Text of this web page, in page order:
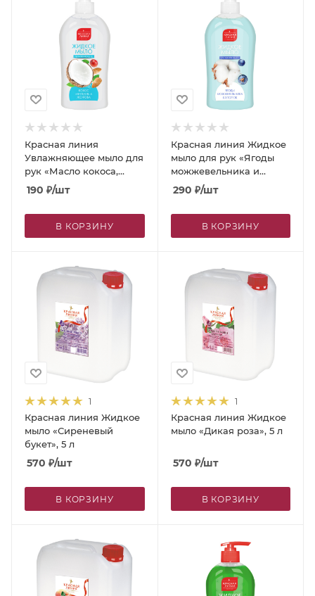
Красная линия
Увлажняющее мыло для
рук «Масло кокоса,
миндаля и жожоба»,
190 ₽/шт
В КОРЗИНУ
Красная линия Жидкое
мыло для рук «Ягоды
можжевельника и
хлопок», 500 г
290 ₽/шт
В КОРЗИНУ
1
Красная линия Жидкое
мыло «Сиреневый
букет», 5 л
570 ₽/шт
В КОРЗИНУ
1
Красная линия Жидкое
мыло «Дикая роза», 5 л
570 ₽/шт
В КОРЗИНУ